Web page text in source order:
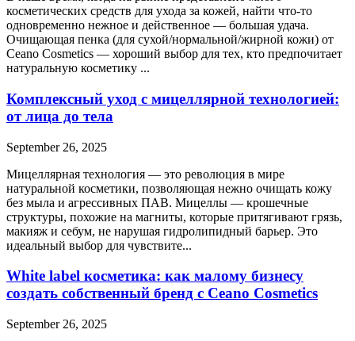
косметических средств для ухода за кожей, найти что-то
одновременно нежное и действенное — большая удача.
Очищающая пенка (для сухой/нормальной/жирной кожи) от
Ceano Cosmetics — хороший выбор для тех, кто предпочитает
натуральную косметику ...
Комплексный уход с мицеллярной технологией:
от лица до тела
September 26, 2025
Мицеллярная технология — это революция в мире
натуральной косметики, позволяющая нежно очищать кожу
без мыла и агрессивных ПАВ. Мицеллы — крошечные
структуры, похожие на магниты, которые притягивают грязь,
макияж и себум, не нарушая гидролипидный барьер. Это
идеальный выбор для чувствите...
White label косметика: как малому бизнесу
создать собственный бренд с Ceano Cosmetics
September 26, 2025